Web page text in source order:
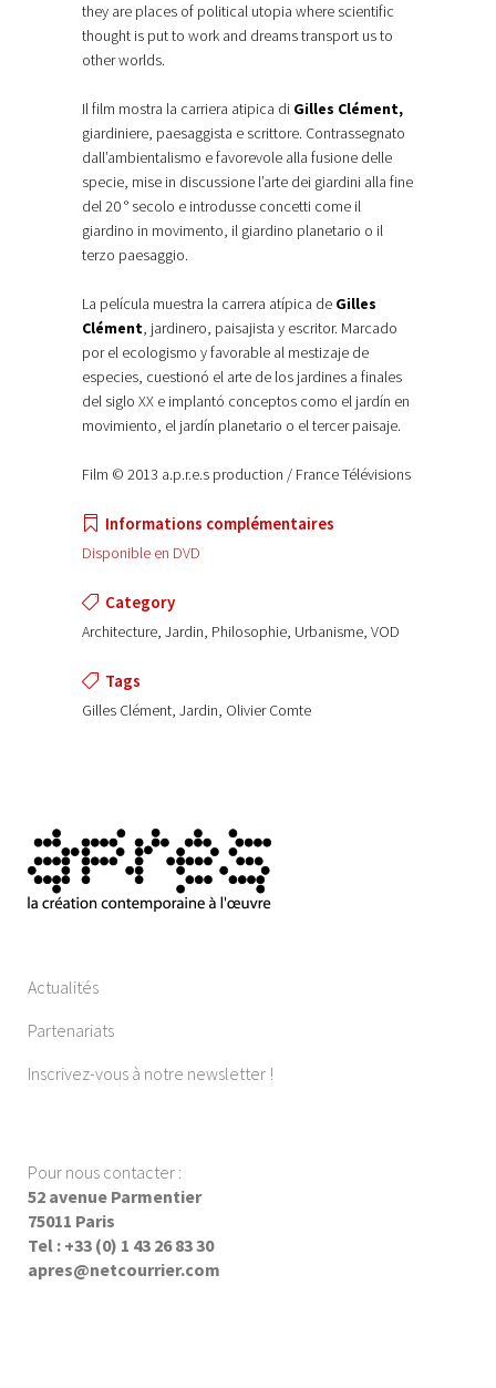
they are places of political utopia where scientific
thought is put to work and dreams transport us to
other worlds.
Il film mostra la carriera atipica di Gilles Clément,
giardiniere, paesaggista e scrittore. Contrassegnato
dall’ambientalismo e favorevole alla fusione delle
specie, mise in discussione l’arte dei giardini alla fine
del 20 ° secolo e introdusse concetti come il
giardino in movimento, il giardino planetario o il
terzo paesaggio.
La película muestra la carrera atípica de Gilles
Clément, jardinero, paisajista y escritor. Marcado
por el ecologismo y favorable al mestizaje de
especies, cuestionó el arte de los jardines a finales
del siglo XX e implantó conceptos como el jardín en
movimiento, el jardín planetario o el tercer paisaje.
Film © 2013 a.p.r.e.s production / France Télévisions
Informations complémentaires
Disponible en DVD
Category
Architecture, Jardin, Philosophie, Urbanisme, VOD
Tags
Gilles Clément, Jardin, Olivier Comte
Actualités
Partenariats
Inscrivez-vous à notre newsletter !
Pour nous contacter :
52 avenue Parmentier
75011 Paris
Tel : +33 (0) 1 43 26 83 30
apres@netcourrier.com